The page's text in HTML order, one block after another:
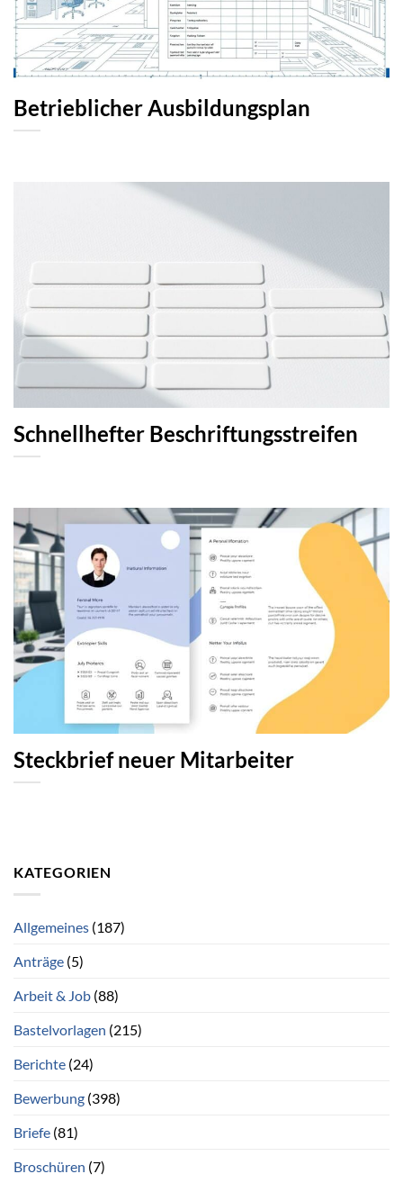
Betrieblicher Ausbildungsplan
Schnellhefter Beschriftungsstreifen
Steckbrief neuer Mitarbeiter
KATEGORIEN
Allgemeines (187)
Anträge (5)
Arbeit & Job (88)
Bastelvorlagen (215)
Berichte (24)
Bewerbung (398)
Briefe (81)
Broschüren (7)